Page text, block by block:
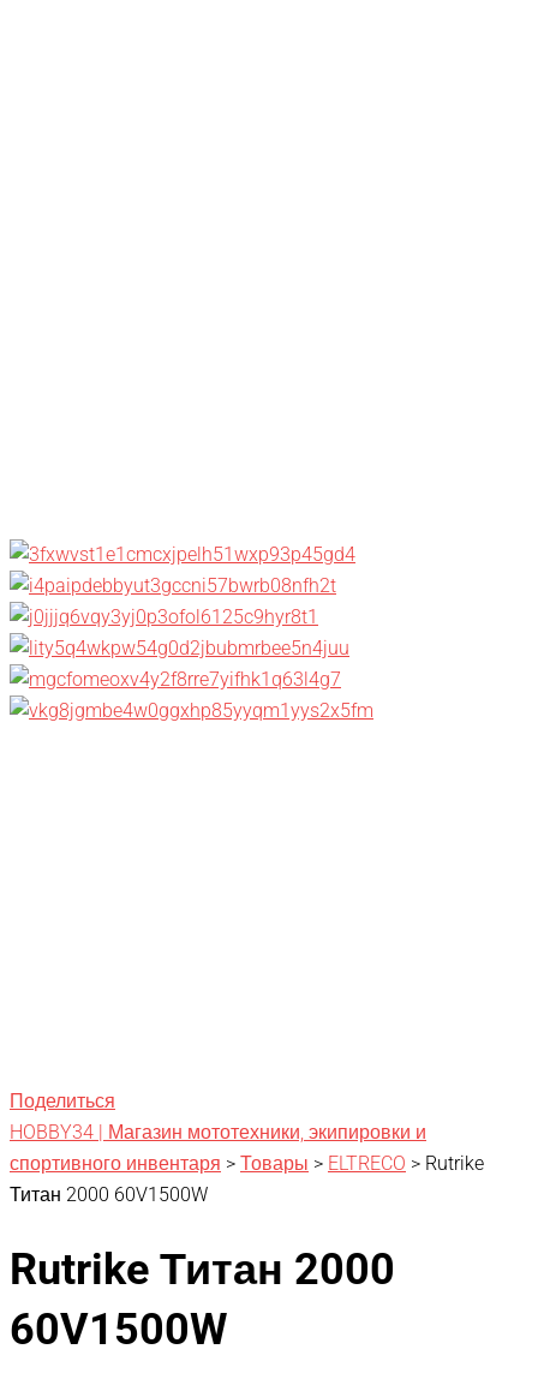
Поделиться
HOBBY34 | Магазин мототехники, экипировки и
спортивного инвентаря > Товары > ELTRECO > Rutrike
Титан 2000 60V1500W
Rutrike Титан 2000
60V1500W